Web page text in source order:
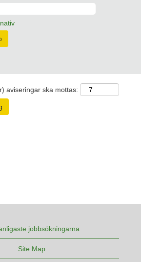
aviseringar ska mottas:
jobbsökningarna
Site Map